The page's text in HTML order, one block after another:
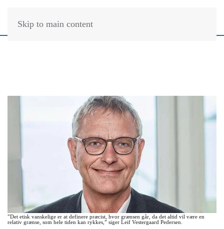
Skip to main content
”Det etisk vanskelige er at definere præcist, hvor grænsen går, da det altid vil være en
relativ grænse, som hele tiden kan rykkes,” siger Leif Vestergaard Pedersen.